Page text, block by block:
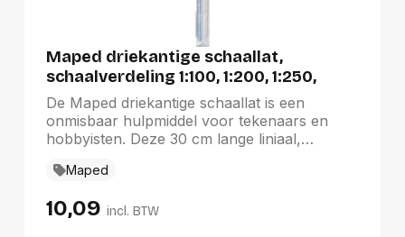
Maped driekantige schaallat,
schaalverdeling 1:100, 1:200, 1:250,
1:300, 1:400, 1:500, blauw
De Maped driekantige schaallat is een
onmisbaar hulpmiddel voor tekenaars en
hobbyisten. Deze 30 cm lange liniaal,
nauwkeurige schaalverdelingen van 1:100 tot
de unieke driekantige vorm ligt de liniaal
Maped
10,09 incl. BTW